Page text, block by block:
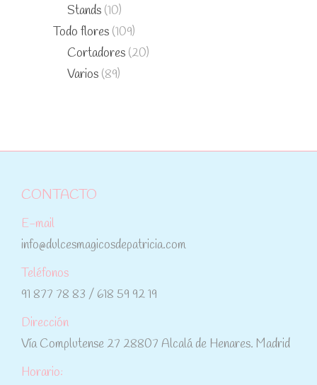
Stands (10)
Todo flores (109)
Cortadores (20)
Varios (89)
CONTACTO
E-mail
info@dulcesmagicosdepatricia.com
Teléfonos
91 877 78 83 / 618 59 92 19
Dirección
Vía Complutense 27 28807 Alcalá de Henares. Madrid
Horario: